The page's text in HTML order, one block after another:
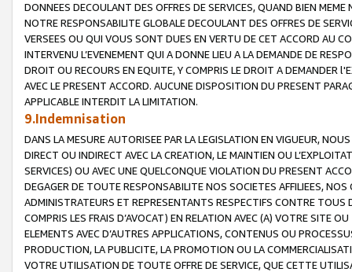
DONNEES DECOULANT DES OFFRES DE SERVICES, QUAND BIEN
NOTRE RESPONSABILITE GLOBALE DECOULANT DES OFFRES DE
VERSEES OU QUI VOUS SONT DUES EN VERTU DE CET ACCORD AU
INTERVENU L’EVENEMENT QUI A DONNE LIEU A LA DEMANDE DE
DROIT OU RECOURS EN EQUITE, Y COMPRIS LE DROIT A DEMANDER
AVEC LE PRESENT ACCORD. AUCUNE DISPOSITION DU PRESENT
APPLICABLE INTERDIT LA LIMITATION.
9.Indemnisation
DANS LA MESURE AUTORISEE PAR LA LEGISLATION EN VIGUEUR,
DIRECT OU INDIRECT AVEC LA CREATION, LE MAINTIEN OU
SERVICES) OU AVEC UNE QUELCONQUE VIOLATION DU PRESENT
DEGAGER DE TOUTE RESPONSABILITE NOS SOCIETES AFFILIEES,
ADMINISTRATEURS ET REPRESENTANTS RESPECTIFS CONTRE
COMPRIS LES FRAIS D’AVOCAT) EN RELATION AVEC (A) VOTRE SITE
ELEMENTS AVEC D’AUTRES APPLICATIONS, CONTENUS OU
PRODUCTION, LA PUBLICITE, LA PROMOTION OU LA
VOTRE UTILISATION DE TOUTE OFFRE DE SERVICE, QUE CETTE